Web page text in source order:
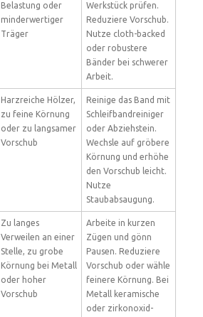
Belastung oder
minderwertiger
Träger
Werkstück prüfen.
Reduziere Vorschub.
Nutze cloth-backed
oder robustere
Bänder bei schwerer
Arbeit.
Harzreiche Hölzer,
zu feine Körnung
oder zu langsamer
Vorschub
Reinige das Band mit
Schleifbandreiniger
oder Abziehstein.
Wechsle auf gröbere
Körnung und erhöhe
den Vorschub leicht.
Nutze
Staubabsaugung.
Zu langes
Verweilen an einer
Stelle, zu grobe
Körnung bei Metall
oder hoher
Vorschub
Arbeite in kurzen
Zügen und gönn
Pausen. Reduziere
Vorschub oder wähle
feinere Körnung. Bei
Metall keramische
oder zirkonoxid-